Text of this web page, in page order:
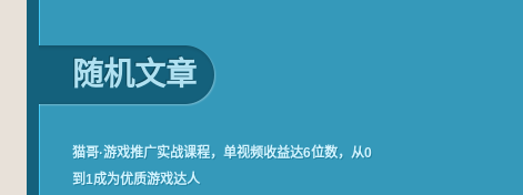
随机文章
猫哥·游戏推广实战课程，单视频收益达6位数，从0
到1成为优质游戏达人